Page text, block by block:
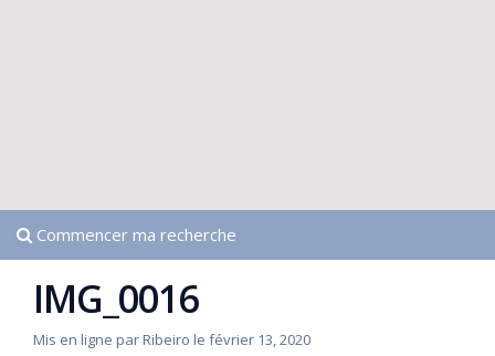
Commencer ma recherche
IMG_0016
Mis en ligne par Ribeiro le février 13, 2020